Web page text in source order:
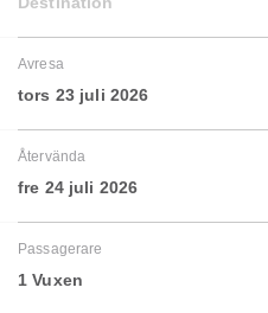
Avresa
tors 23 juli 2026
Återvända
fre 24 juli 2026
Passagerare
1 Vuxen